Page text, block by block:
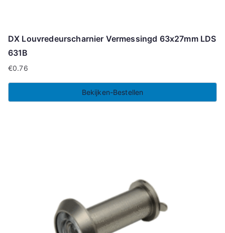
DX Louvredeurscharnier Vermessingd 63x27mm LDS
631B
€0.76
Bekijken-Bestellen